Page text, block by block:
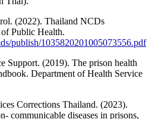
(2022). Thailand NCDs
Public Health.
publish/1035820201005073556.pdf
Support. (2019). The prison health
Department of Health Service
Corrections Thailand. (2023).
communicable diseases in prisons,